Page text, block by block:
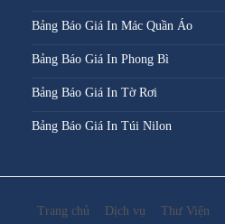
Bảng Báo Giá In Mác Quần Áo
Bảng Báo Giá In Phong Bì
Bảng Báo Giá In Tờ Rơi
Bảng Báo Giá In Túi Nilon
Trang chủ Dịch vụ Thư Viện